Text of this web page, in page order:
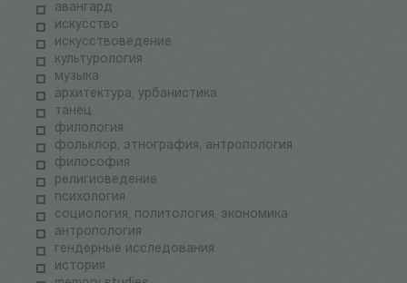
авангард
искусство
искусствоведение
культурология
музыка
архитектура, урбанистика
танец
филология
фольклор, этнография, антропология
философия
религиоведение
психология
социология, политология, экономика
антропология
гендерные исследования
история